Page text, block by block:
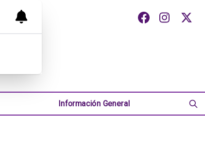
Información General